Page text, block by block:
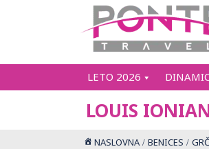
LETO 2026
LOUIS
NASLOVNA BENICES